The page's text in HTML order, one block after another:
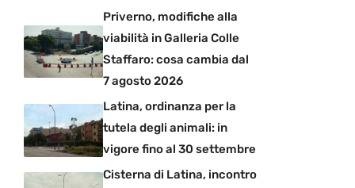
Priverno, modifiche alla
viabilità in Galleria Colle
Staffaro: cosa cambia dal
7 agosto 2026
Latina, ordinanza per la
tutela degli animali: in
vigore fino al 30 settembre
Cisterna di Latina, incontro